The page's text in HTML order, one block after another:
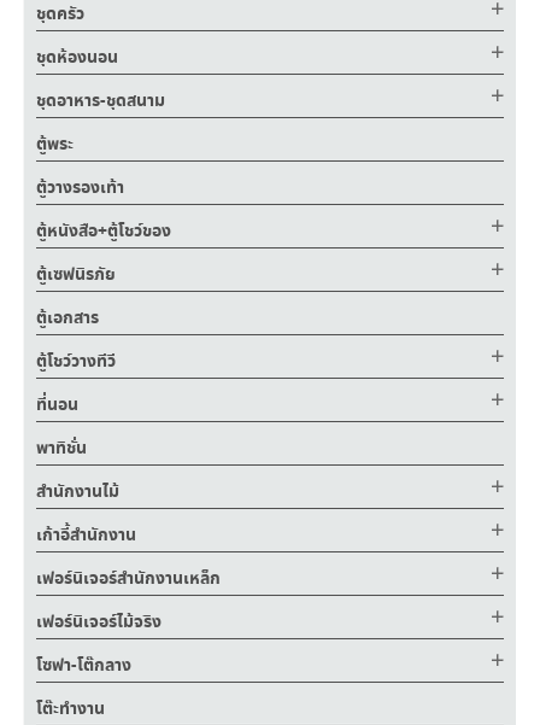
ชุดครัว
ชุดห้องนอน
ชุดอาหาร-ชุดสนาม
ตู้พระ
ตู้วางรองเท้า
ตู้หนังสือ+ตู้โชว์ของ
ตู้เซฟนิรภัย
ตู้เอกสาร
ตู้โชว์วางทีวี
ที่นอน
พาทิชั่น
สำนักงานไม้
เก้าอี้สำนักงาน
เฟอร์นิเจอร์สำนักงานเหล็ก
เฟอร์นิเจอร์ไม้จริง
โซฟา-โต๊กลาง
โต๊ะทำงาน